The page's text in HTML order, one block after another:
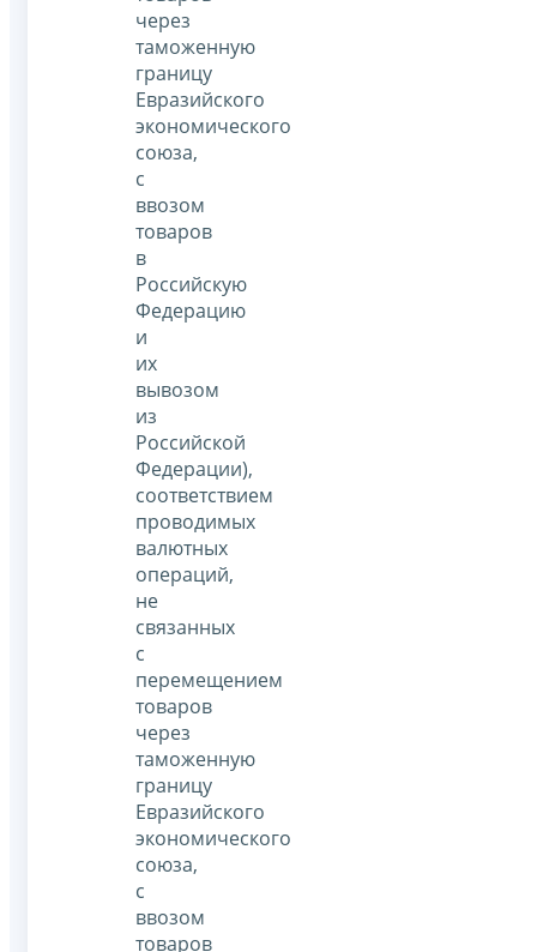
через
таможенную
границу
Евразийского
экономического
союза,
с
ввозом
товаров
в
Российскую
Федерацию
и
их
вывозом
из
Российской
Федерации),
соответствием
проводимых
валютных
операций,
не
связанных
с
перемещением
товаров
через
таможенную
границу
Евразийского
экономического
союза,
с
ввозом
товаров